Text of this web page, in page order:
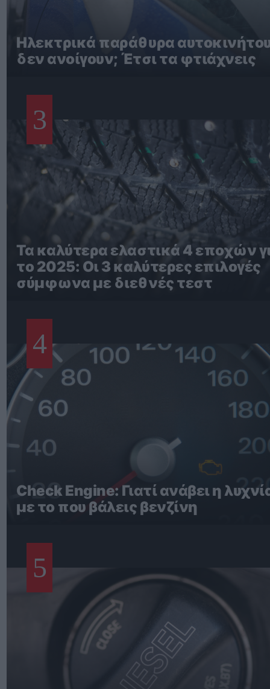
Ηλεκτρικά παράθυρα
δεν ανοίγουν; Έτσι τα φτιάχνεις
3
Τα καλύτερα ελαστικά 4 εποχών
το 2025: Οι 3 καλύτερες επιλογές
σύμφωνα με διεθνές τεστ
4
Check Engine: Γιατί ανάβει η
με το που βάλεις βενζίνη
5